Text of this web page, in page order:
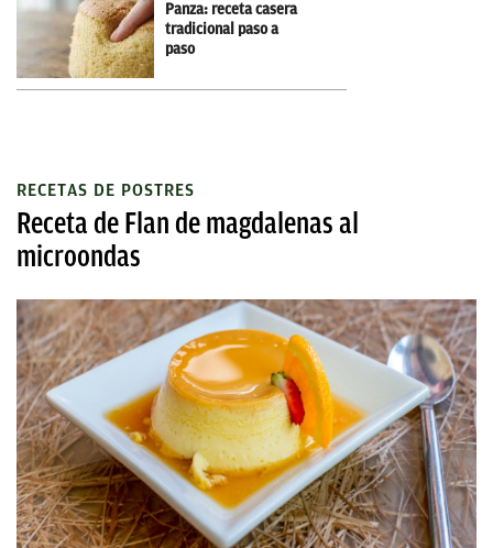
Panza: receta casera
tradicional paso a
paso
RECETAS DE POSTRES
Receta de Flan de magdalenas al
microondas